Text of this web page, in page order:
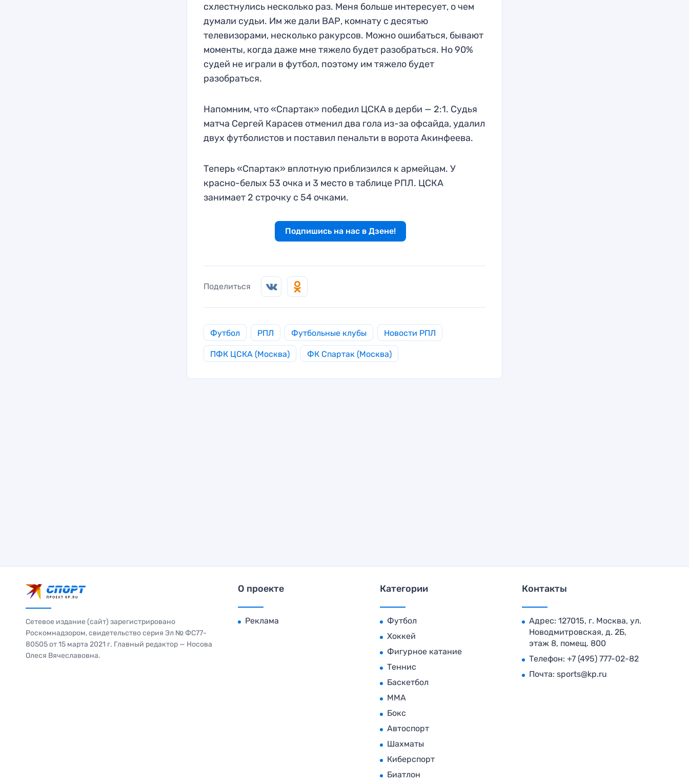
схлестнулись несколько раз. Меня больше интересует, о чем
думали судьи. Им же дали ВАР, комнату с десятью
телевизорами, несколько ракурсов. Можно ошибаться, бывают
моменты, когда даже мне тяжело будет разобраться. Но 90%
судей не играли в футбол, поэтому им тяжело будет
разобраться.
Напомним, что «Спартак» победил ЦСКА в дерби — 2:1. Судья
матча Сергей Карасев отменил два гола из-за офсайда, удалил
двух футболистов и поставил пенальти в ворота Акинфеева.
Теперь «Спартак» вплотную приблизился к армейцам. У
красно-белых 53 очка и 3 место в таблице РПЛ. ЦСКА
занимает 2 строчку с 54 очками.
Подпишись на нас в Дзене!
Поделиться
Футбол РПЛ Футбольные клубы Новости РПЛ
ПФК ЦСКА (Москва) ФК Спартак (Москва)
Сетевое издание (сайт) зарегистрировано
Роскомнадзором, свидетельство серия Эл № ФС77-
80505 от 15 марта 2021 г. Главный редактор — Носова
Олеся Вячеславовна.
О проекте
Реклама
Категории
Футбол
Хоккей
Фигурное катание
Теннис
Баскетбол
MMA
Бокс
Автоспорт
Шахматы
Киберспорт
Биатлон
Контакты
Адрес: 127015, г. Москва, ул.
Новодмитровская, д. 2Б,
этаж 8, помещ. 800
Телефон: +7 (495) 777-02-82
Почта: sports@kp.ru